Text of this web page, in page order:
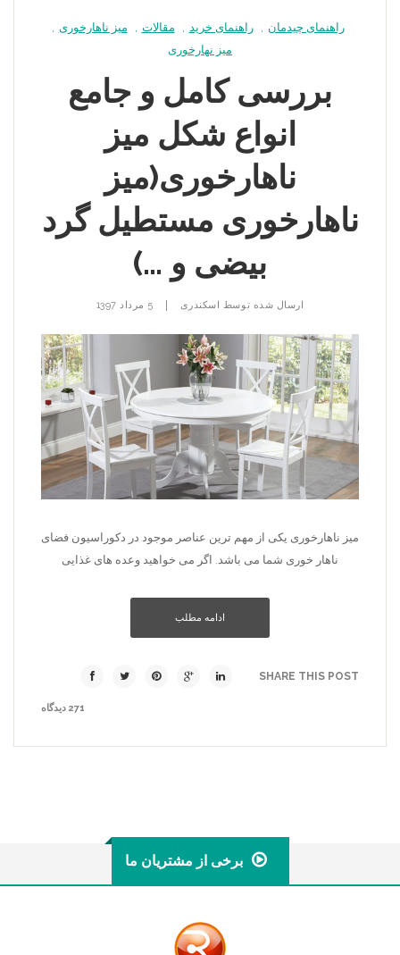
راهنمای چیدمان راهنمای خرید مقالات میز ناهارخوری
میز نهارخوری
بررسی کامل و جامع
انواع شکل میز
ناهارخوری(میز
ناهارخوری مستطیل گرد
بیضی و …)
ارسال شده توسط اسکندری 5 مرداد 1397
میز ناهارخوری یکی از مهم ترین عناصر موجود در دکوراسیون فضای
ناهار خوری شما می باشد. اگر می خواهید وعده های غذایی
ادامه مطلب
SHARE THIS POST
271 دیدگاه
برخی از مشتریان ما